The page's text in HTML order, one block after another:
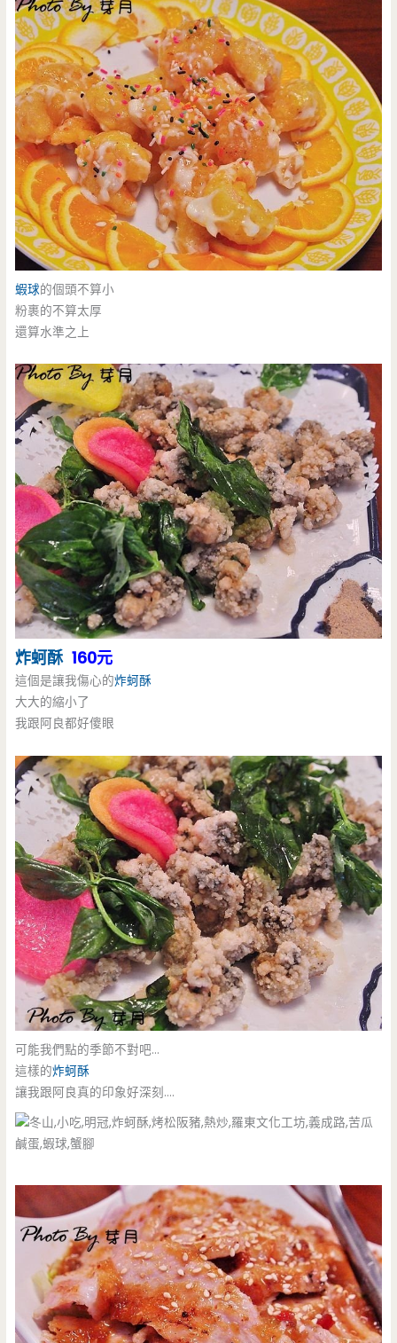
蝦球的個頭不算小
粉裹的不算太厚
還算水準之上
炸蚵酥160元
這個是讓我傷心的炸蚵酥
大大的縮小了
我跟阿良都好傻眼
可能我們點的季節不對吧…
這樣的炸蚵酥
讓我跟阿良真的印象好深刻….